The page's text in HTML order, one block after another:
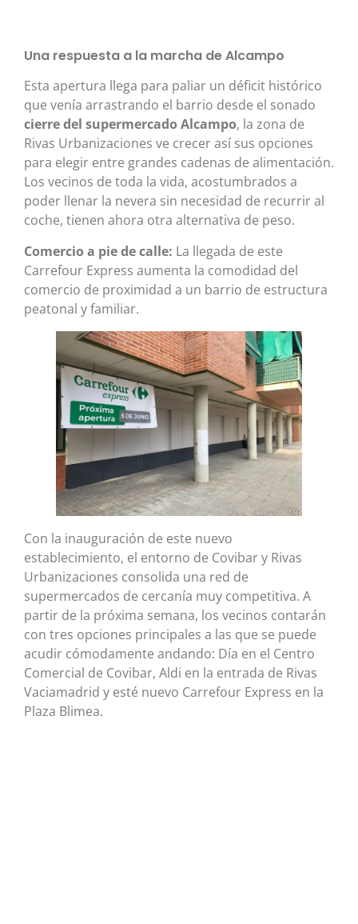
Una respuesta a la marcha de Alcampo
Esta apertura llega para paliar un déficit histórico
que venía arrastrando el barrio desde el sonado
cierre del supermercado Alcampo, la zona de
Rivas Urbanizaciones ve crecer así sus opciones
para elegir entre grandes cadenas de alimentación.
Los vecinos de toda la vida, acostumbrados a
poder llenar la nevera sin necesidad de recurrir al
coche, tienen ahora otra alternativa de peso.
Comercio a pie de calle: La llegada de este
Carrefour Express aumenta la comodidad del
comercio de proximidad a un barrio de estructura
peatonal y familiar.
Con la inauguración de este nuevo
establecimiento, el entorno de Covibar y Rivas
Urbanizaciones consolida una red de
supermercados de cercanía muy competitiva. A
partir de la próxima semana, los vecinos contarán
con tres opciones principales a las que se puede
acudir cómodamente andando: Día en el Centro
Comercial de Covibar, Aldi en la entrada de Rivas
Vaciamadrid y esté nuevo Carrefour Express en la
Plaza Blimea.